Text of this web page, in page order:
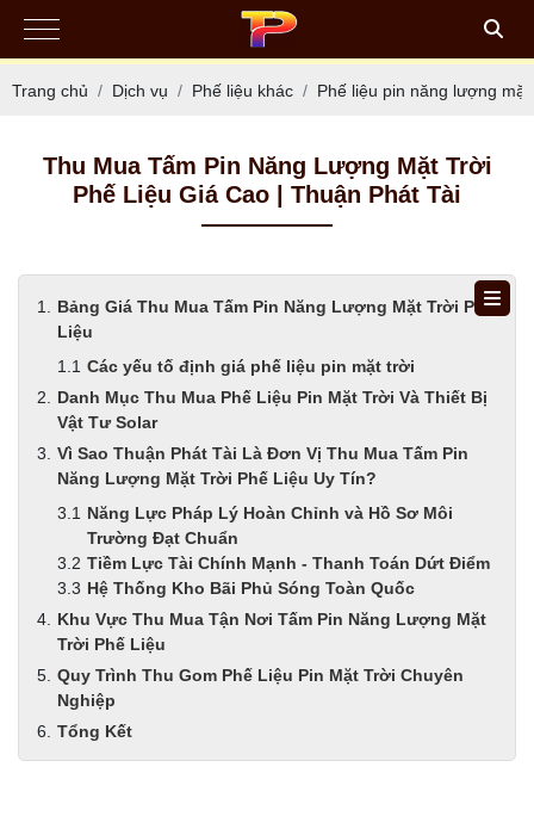
Trang chủ Dịch vụ Phế liệu khác Phế liệu pin năng lượng
Thu Mua Tấm Pin Năng Lượng Mặt Trời
Phế Liệu Giá Cao | Thuận Phát Tài
Bảng Giá Thu Mua Tấm Pin Năng Lượng Mặt Trời Phế
Liệu
Các yếu tố định giá phế liệu pin mặt trời
Danh Mục Thu Mua Phế Liệu Pin Mặt Trời Và Thiết Bị
Vật Tư Solar
Vì Sao Thuận Phát Tài Là Đơn Vị Thu Mua Tấm Pin
Năng Lượng Mặt Trời Phế Liệu Uy Tín?
Năng Lực Pháp Lý Hoàn Chỉnh và Hồ Sơ Môi
Trường Đạt Chuẩn
Tiềm Lực Tài Chính Mạnh - Thanh Toán Dứt Điểm
Hệ Thống Kho Bãi Phủ Sóng Toàn Quốc
Khu Vực Thu Mua Tận Nơi Tấm Pin Năng Lượng Mặt
Trời Phế Liệu
Quy Trình Thu Gom Phế Liệu Pin Mặt Trời Chuyên
Nghiệp
Tổng Kết